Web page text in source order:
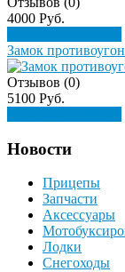
4000 Руб.
Замок
Отзывов (0)
5100 Руб.
Новости
Прицепы
Запчасти
Аксессуары
Лодки
Снегоходы